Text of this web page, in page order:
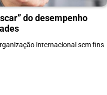
do desempenho
internacional sem fins